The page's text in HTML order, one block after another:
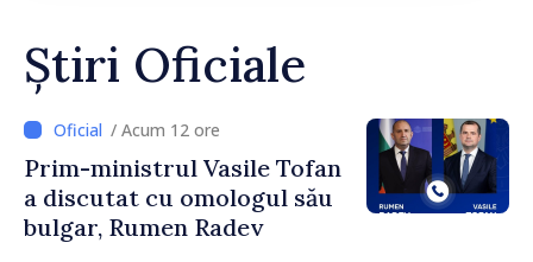
Știri Oficiale
/ Acum 12 ore
Prim-ministrul Vasile Tofan
a discutat cu omologul său
bulgar, Rumen Radev